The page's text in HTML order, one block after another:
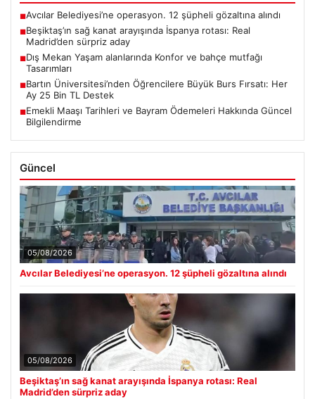
■Avcılar Belediyesi’ne operasyon. 12 şüpheli gözaltına alındı
■Beşiktaş’ın sağ kanat arayışında İspanya rotası: Real
Madrid’den sürpriz aday
■Dış Mekan Yaşam alanlarında Konfor ve bahçe mutfağı
Tasarımları
■Bartın Üniversitesi’nden Öğrencilere Büyük Burs Fırsatı: Her
Ay 25 Bin TL Destek
■Emekli Maaşı Tarihleri ve Bayram Ödemeleri Hakkında Güncel
Bilgilendirme
Güncel
05/08/2026
Avcılar Belediyesi’ne operasyon. 12 şüpheli gözaltına alındı
05/08/2026
Beşiktaş’ın sağ kanat arayışında İspanya rotası: Real
Madrid’den sürpriz aday